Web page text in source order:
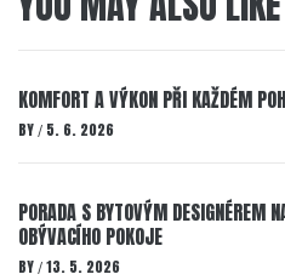
KOMFORT A VÝKON PŘI KAŽDÉM
BY / 5. 6. 2026
PORADA S BYTOVÝM DESIGNÉREM
OBÝVACÍHO POKOJE
BY / 13. 5. 2026